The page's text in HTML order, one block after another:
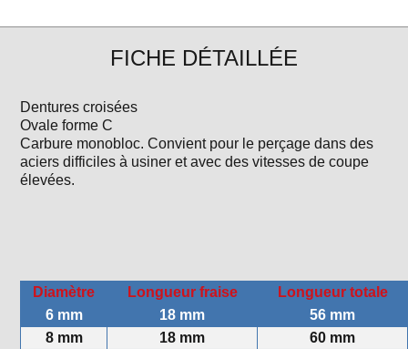
FICHE DÉTAILLÉE
Dentures croisées
Ovale forme C
Carbure monobloc. Convient pour le perçage dans des
aciers difficiles à usiner et avec des vitesses de coupe
élevées.
Diamètre Longueur fraise
Longueur totale
6 mm
18 mm
56 mm
8 mm
18 mm
60 mm